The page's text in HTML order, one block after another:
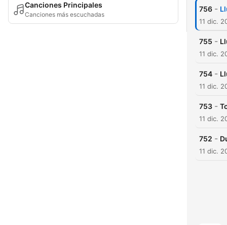
Canciones Principales
Canciones más escuchadas
756 -
11 dic.
755 -
11 dic.
754 -
11 dic.
753 -
11 dic.
752 -
11 dic.